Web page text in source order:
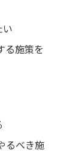
る施策を
るべき施